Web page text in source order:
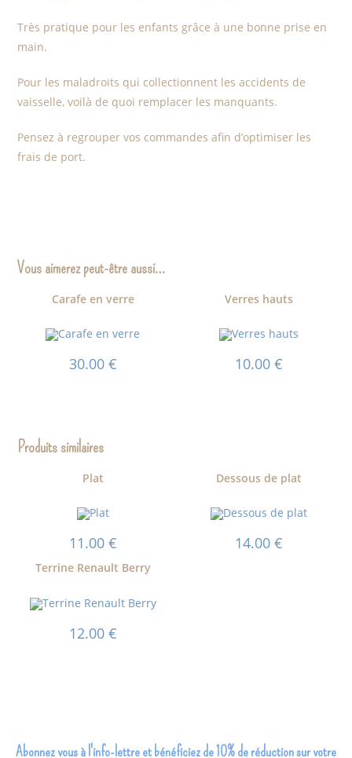
Très pratique pour les enfants grâce à une bonne prise en
main.
Pour les maladroits qui collectionnent les accidents de
vaisselle, voilà de quoi remplacer les manquants.
Pensez à regrouper vos commandes afin d’optimiser les
frais de port.
Vous aimerez peut-être aussi…
Carafe en verre
30.00 €
Verres hauts
10.00€
Produits similaires
Plat
11.00 €
Dessous de plat
14.00€
Terrine Renault Berry
12.00 €
Abonnez vous à l'info-lettre et bénéficiez de 10% de réduction sur votre